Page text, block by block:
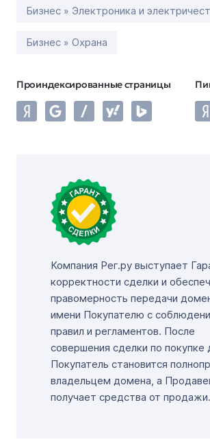
Бизнес » Электроника и
Бизнес » Охрана
Проиндексированные страницы
Компания Рег.ру выступает
корректности сделки и
правомерность передачи
имени Покупателю с
правил и регламентов. После
совершения сделки по покупке
Покупатель становится
владельцем домена, а
получает средства от продажи.